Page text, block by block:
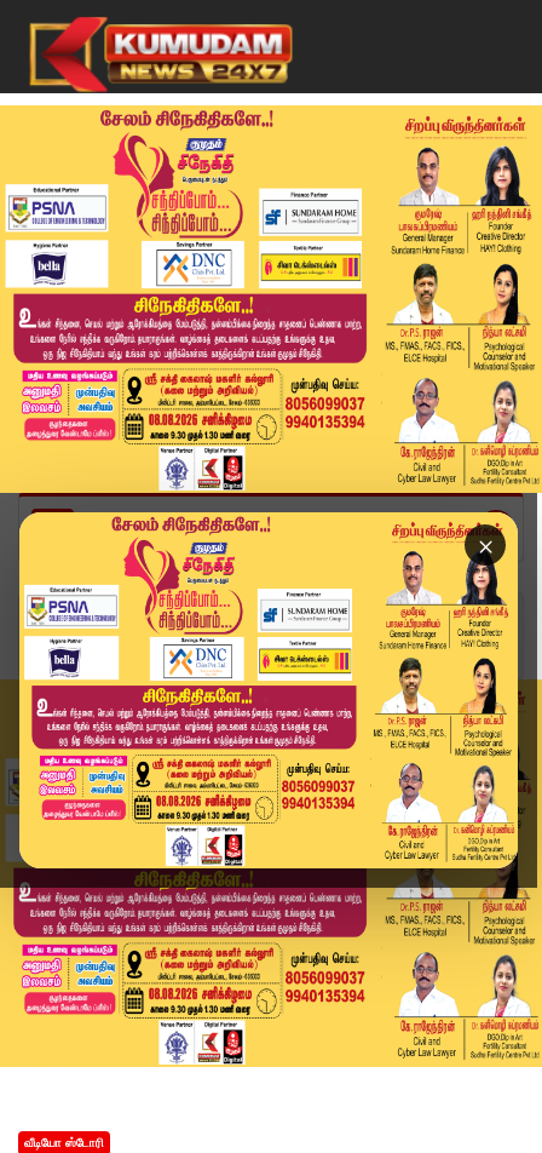
×
Home
வீடியோ ஸ்டோரி
தமிழ்நாட்டிற்குள் சட்டவிரோதமாக ஊடுருவ முயன்ற சி...
வீடியோ ஸ்டோரி